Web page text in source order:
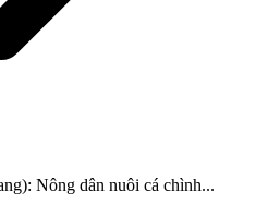
Nông dân nuôi cá chình...